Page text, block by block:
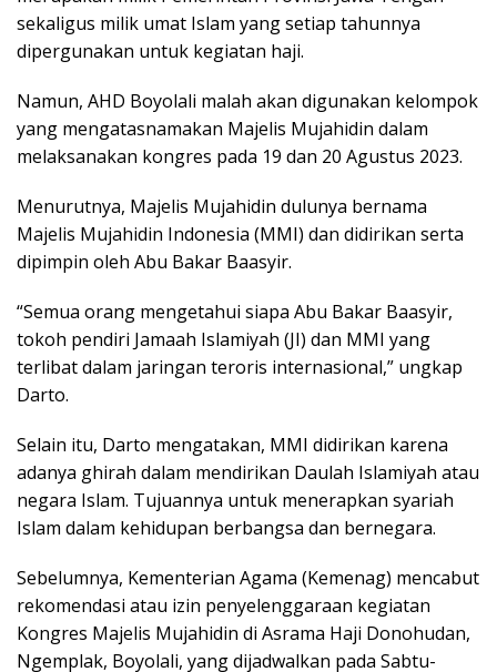
sekaligus milik umat Islam yang setiap tahunnya
dipergunakan untuk kegiatan haji.
Namun, AHD Boyolali malah akan digunakan kelompok
yang mengatasnamakan Majelis Mujahidin dalam
melaksanakan kongres pada 19 dan 20 Agustus 2023.
Menurutnya, Majelis Mujahidin dulunya bernama
Majelis Mujahidin Indonesia (MMI) dan didirikan serta
dipimpin oleh Abu Bakar Baasyir.
“Semua orang mengetahui siapa Abu Bakar Baasyir,
tokoh pendiri Jamaah Islamiyah (JI) dan MMI yang
terlibat dalam jaringan teroris internasional,” ungkap
Darto.
Selain itu, Darto mengatakan, MMI didirikan karena
adanya ghirah dalam mendirikan Daulah Islamiyah atau
negara Islam. Tujuannya untuk menerapkan syariah
Islam dalam kehidupan berbangsa dan bernegara.
Sebelumnya, Kementerian Agama (Kemenag) mencabut
rekomendasi atau izin penyelenggaraan kegiatan
Kongres Majelis Mujahidin di Asrama Haji Donohudan,
Ngemplak, Boyolali, yang dijadwalkan pada Sabtu-